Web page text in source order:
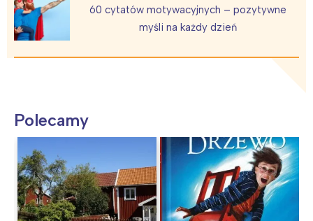
60 cytatów motywacyjnych – pozytywne
myśli na każdy dzień
Polecamy